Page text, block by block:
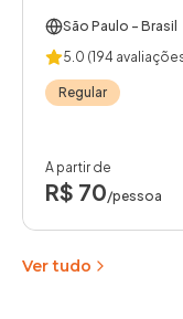
São Paulo - Brasil
5.0 (194
Regular
A partir de
R$ 70/pessoa
Ver tudo